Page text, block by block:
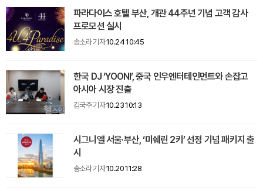
파라다이스 호텔 부산, 개관 44주년 기념 고객 감사
프로모션 실시
송소라 기자10.24 10:45
한국 DJ ‘YOONI’, 중국 인우엔터테인먼트와 손잡고
아시아 시장 진출
김국주 기자10.23 10:13
시그니엘 서울·부산, ‘미쉐린 2키’ 선정 기념 패키지 출
시
송소라 기자10.20 11:28